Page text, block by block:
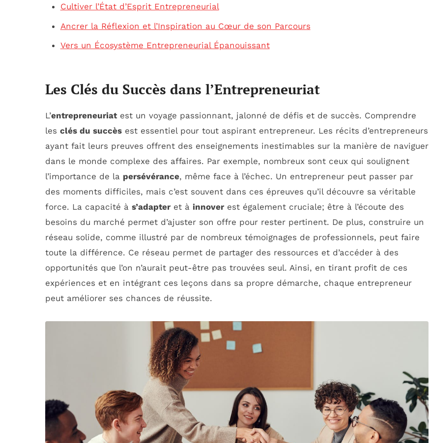
Cultiver l’État d’Esprit Entrepreneurial
Ancrer la Réflexion et l’Inspiration au Cœur de son Parcours
Vers un Écosystème Entrepreneurial Épanouissant
Les Clés du Succès dans l’Entrepreneuriat
L’entrepreneuriatest un voyage passionnant, jalonné de défis et de succès. Comprendre
les clés du succès est essentiel pour tout aspirant entrepreneur. Les récits d’entrepreneurs
ayant fait leurs preuves offrent des enseignements inestimables sur la manière de naviguer
dans le monde complexe des affaires. Par exemple, nombreux sont ceux qui soulignent
l’importance de la persévérance, même face à l’échec. Un entrepreneur peut passer par
des moments difficiles, mais c’est souvent dans ces épreuves qu’il découvre sa véritable
force. La capacité à s’adapter et à innover est également cruciale; être à l’écoute des
besoins du marché permet d’ajuster son offre pour rester pertinent. De plus, construire un
réseau solide, comme illustré par de nombreux témoignages de professionnels, peut faire
toute la différence. Ce réseau permet de partager des ressources et d’accéder à des
opportunités que l’on n’aurait peut-être pas trouvées seul. Ainsi, en tirant profit de ces
expériences et en intégrant ces leçons dans sa propre démarche, chaque entrepreneur
peut améliorer ses chances de réussite.